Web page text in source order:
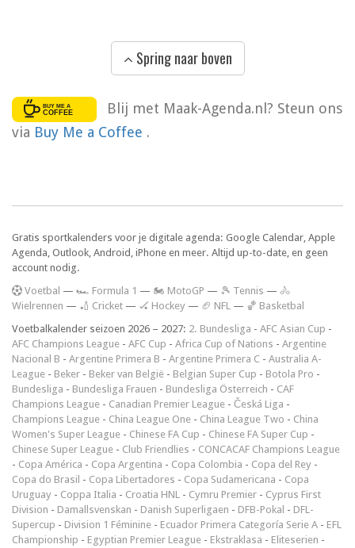
Spring naar boven
Blij met Maak-Agenda.nl? Steun ons
via Buy Me a Coffee .
Gratis sportkalenders voor je digitale agenda: Google Calendar, Apple
Agenda, Outlook, Android, iPhone en meer. Altijd up-to-date, en geen
account nodig.
Voetbal — 🏎️ Formula 1 — 🏍 MotoGP — 🎾 Tennis — 🚴
Wielrennen — 🏏 Cricket — 🏑 Hockey — 🏈 NFL — 🏀 Basketbal
Voetbalkalender seizoen 2026 – 2027: 2. Bundesliga - AFC Asian Cup -
AFC Champions League - AFC Cup - Africa Cup of Nations - Argentine
Nacional B - Argentine Primera B - Argentine Primera C - Australia A-
League - Beker - Beker van België - Belgian Super Cup - Botola Pro -
Bundesliga - Bundesliga Frauen - Bundesliga Österreich - CAF
Champions League - Canadian Premier League - Česká Liga -
Champions League - China League One - China League Two - China
Women's Super League - Chinese FA Cup - Chinese FA Super Cup -
Chinese Super League - Club Friendlies - CONCACAF Champions League
- Copa América - Copa Argentina - Copa Colombia - Copa del Rey -
Copa do Brasil - Copa Libertadores - Copa Sudamericana - Copa
Uruguay - Coppa Italia - Croatia HNL - Cymru Premier - Cyprus First
Division - Damallsvenskan - Danish Superligaen - DFB-Pokal - DFL-
Supercup - Division 1 Féminine - Ecuador Primera Categoría Serie A - EFL
Championship - Egyptian Premier League - Ekstraklasa - Eliteserien -